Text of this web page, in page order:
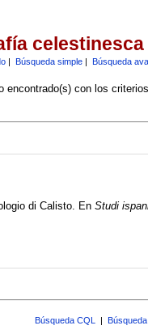
celestinesca
| Búsqueda simple| Búsqueda
encontrado(s) con los
di Calisto. En Studi
Búsqueda CQL |